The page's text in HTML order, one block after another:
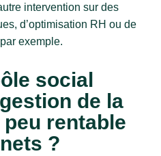
intervention sur des
d’optimisation RH ou de
exemple.
social
de la
rentable
?